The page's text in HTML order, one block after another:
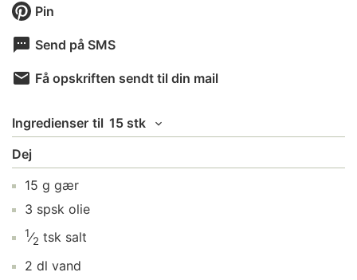
Pin
Send på SMS
Få opskriften sendt til din mail
Ingredienser til 15 stk
Dej
15 g gær
3 spsk olie
1⁄2 tsk salt
2 dl vand